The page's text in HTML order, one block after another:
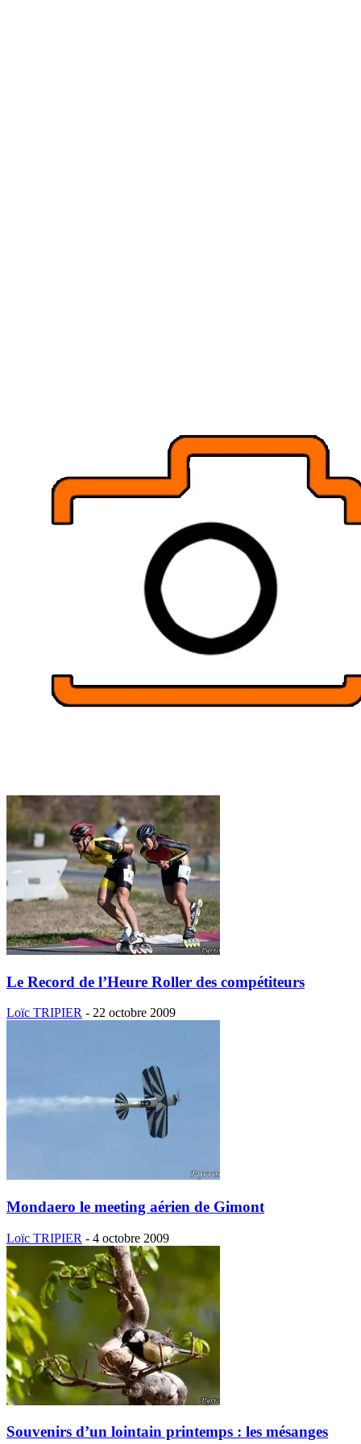
Le Record de l’Heure Roller des compétiteurs
Loïc TRIPIER - 22 octobre 2009
Mondaero le meeting aérien de Gimont
Loïc TRIPIER - 4 octobre 2009
Souvenirs d’un lointain printemps : les mésanges